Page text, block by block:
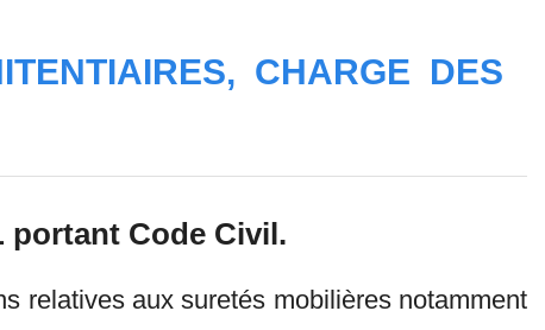
CHARGE DES
portant Code Civil.
relatives aux suretés mobilières notamment